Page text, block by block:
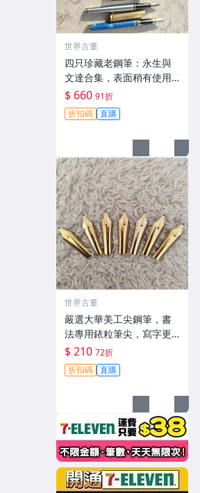
世界古董
四只珍藏老鋼筆：永生與
文達合集，表面稍有使用
痕跡 永生&文達鋼筆古董
收藏，低價特惠中 非全新
上過墨水 古早懷舊風 老式
$ 660 91折
折扣碼 直購
世界古董
嚴選大華美工尖鋼筆，書
法專用銥粒筆尖，寫字更
細膩，適合日常使用，十
枚裝。 美工尖 鋼筆 書法
筆尖
$ 210 72折
折扣碼 直購